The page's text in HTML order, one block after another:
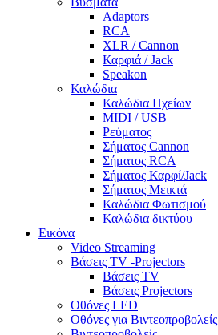
Adaptors
RCA
XLR / Cannon
Καρφιά / Jack
Speakon
Καλώδια
Καλώδια Ηχείων
MIDI / USB
Ρεύματος
Σήματος Cannon
Σήματος RCA
Σήματος Καρφί/Jack
Σήματος Μεικτά
Καλώδια Φωτισμού
Καλώδια δικτύου
Εικόνα
Video Streaming
Βάσεις TV -Projectors
Βάσεις TV
Βάσεις Projectors
Οθόνες LED
Οθόνες για Βιντεοπροβολείς